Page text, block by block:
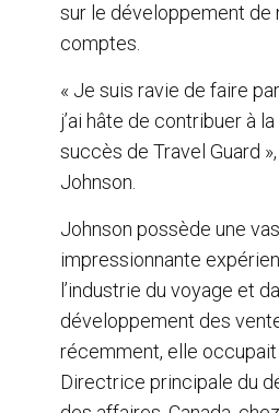
sur le développement de
comptes.
« Je suis ravie de faire
j’ai hâte de contribuer à
succès de Travel Guard
Johnson.
Johnson possède une
impressionnante
l’industrie du voyage et
développement des
récemment, elle
Directrice principale du